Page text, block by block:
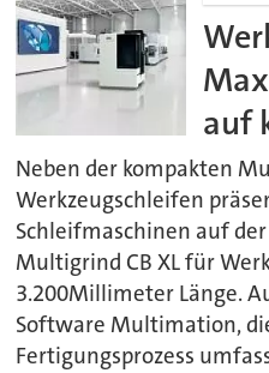
auf
Neben der kompakten
Werkzeugschleifen
Schleifmaschinen auf
Multigrind CB XL für
3.200Millimeter Länge.
Software Multimation,
Fertigungsprozess